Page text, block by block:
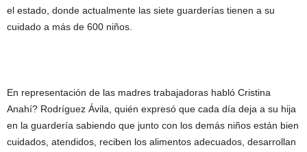
el estado, donde actualmente las siete guarderías tienen a su
cuidado a más de 600 niños.
En representación de las madres trabajadoras habló Cristina
Anahí? Rodríguez Ávila, quién expresó que cada día deja a su hija
en la guardería sabiendo que junto con los demás niños están bien
cuidados, atendidos, reciben los alimentos adecuados, desarrollan